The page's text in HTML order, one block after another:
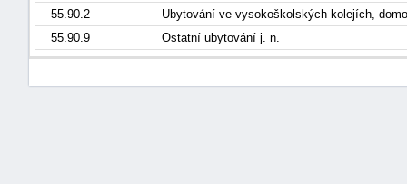
55.90.2
Ubytování ve vysokoškolských kolejích,
55.90.9
Ostatní ubytování j. n.